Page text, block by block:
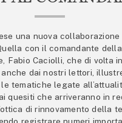
una nuova collaborazione
con il comandante
Fabio Caciolli, che di volta in
dai nostri lettori,
tematiche legate
quesiti che arriveranno in
di rinnovamento della